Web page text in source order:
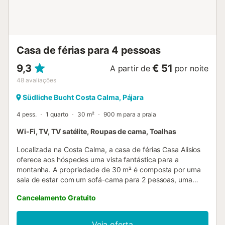
Casa de férias para 4 pessoas
9,3
48 avaliações
A partir de € 51 por noite
Südliche Bucht Costa Calma, Pájara
4 pess. 1 quarto 30 m² 900 m para a praia
Wi-Fi, TV, TV satélite, Roupas de cama, Toalhas
Localizada na Costa Calma, a casa de férias Casa Alisios
oferece aos hóspedes uma vista fantástica para a
montanha. A propriedade de 30 m² é composta por uma
sala de estar com um sofá-cama para 2 pessoas, uma
pode, portanto, acomodar 4 pessoas. As comodidades
adicionais incluem Wi-Fi de alta velocidade (adequado
para chamadas de vídeo) com um espaço de trabalho
Cancelamento Gratuito